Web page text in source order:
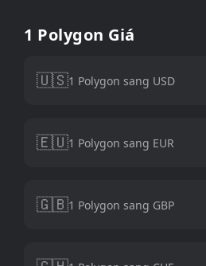
1 Polygon Giá
🇺🇸1 Polygon sang USD
🇪🇺1 Polygon sang EUR
🇬🇧1 Polygon sang GBP